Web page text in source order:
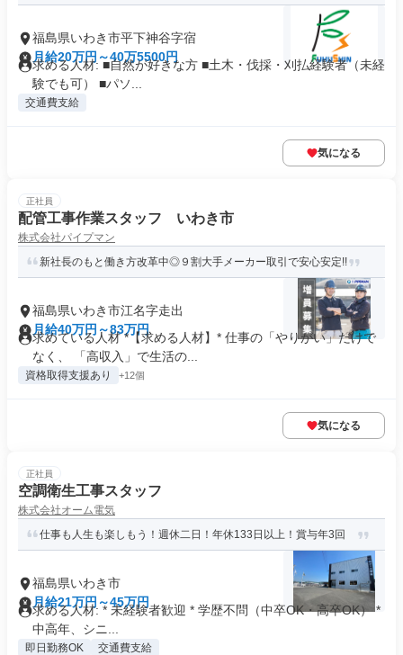
福島県いわき市平下神谷字宿
月給20万円～40万5500円
求める人材: ■自然が好きな方 ■土木・伐採・刈払経験者（未経
験でも可） ■パソ...
交通費支給
気になる
正社員
配管工事作業スタッフ いわき市
株式会社パイプマン
新社長のもと働き方改革中◎９割大手メーカー取引で安心安定!!
福島県いわき市江名字走出
月給40万円～83万円
求めている人材 *【求める人材】* 仕事の「やりがい」だけで
なく、 「高収入」で生活の...
資格取得支援あり +12個
気になる
正社員
空調衛生工事スタッフ
株式会社オーム電気
仕事も人生も楽しもう！週休二日！年休133日以上！賞与年3回
福島県いわき市
月給21万円～45万円
求める人材: * 未経験者歓迎 * 学歴不問（中卒OK・高卒OK） *
中高年、シニ...
即日勤務OK 交通費支給